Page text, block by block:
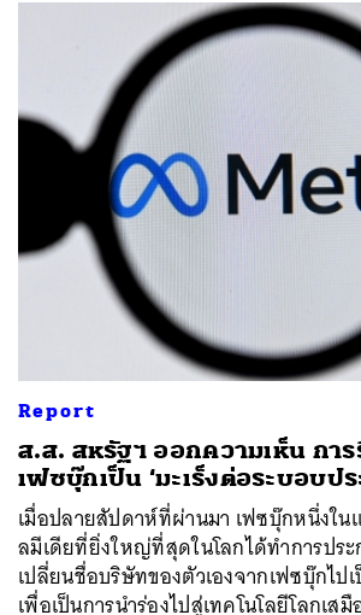
Report
ส.ส. สหรัฐฯ ออกความเห็น กา
เฟซบุ๊กเป็น ‘มะเร็งต่อระบอบปร
เมื่อปลายสัปดาห์ที่ผ่านมา เฟซบุ๊กหนึ่งใ
ลมีเดียที่ยิ่งใหญ่ที่สุดในโลกได้ทำการประ
เปลี่ยนชื่อบริษัทของตัวเองจากเฟซบุ๊กไปเ
เพื่อเป็นการนำร่องไปสู่เทคโนโลยีโลกเส